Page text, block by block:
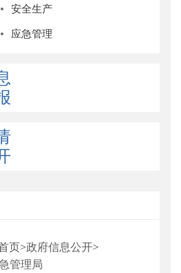
安全生产
应急管理
页>政府信息公开>
管理局